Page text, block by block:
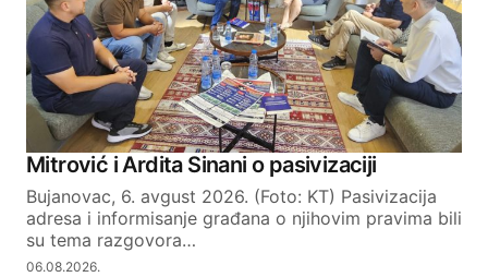
Скуошрина заседа па ће бити више пара у
вуџету!
Reply
Your email address will not be published.
Required fields are marked
Mitrović i Ardita Sinani o pasivizaciji
Bujanovac, 6. avgust 2026. (Foto: KT) Pasivizacija
adresa i informisanje građana o njihovim pravima bili
su tema razgovora…
06.08.2026.